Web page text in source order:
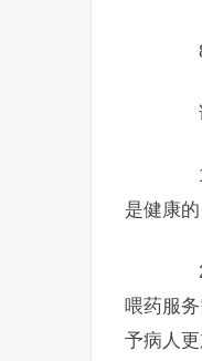
8
请
1
是健康
2
喂药服
予病人更